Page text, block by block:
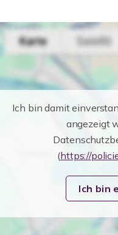
Ich bin damit
angezeigt
(https://
Ich bin